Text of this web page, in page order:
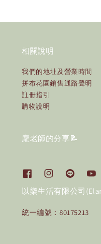
相關說明
我們的地址及營業時間
拼布花園銷售通路聲明
註冊指引
購物說明
龐老師的分享📝
以樂生活有限公司
統一編號：80175213